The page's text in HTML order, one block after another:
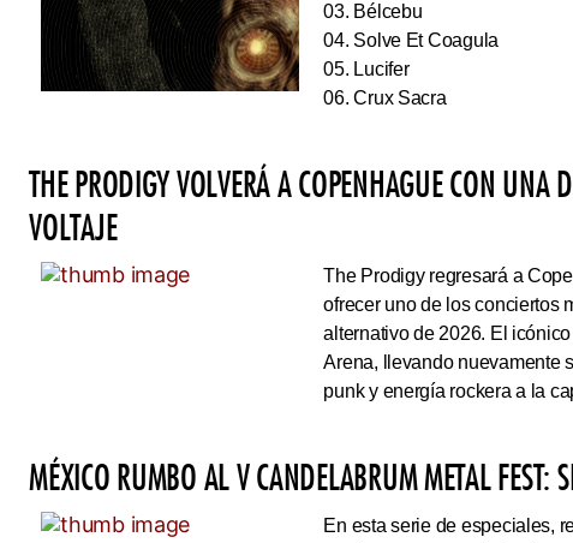
03. Bélcebu
04. Solve Et Coagula
05. Lucifer
06. Crux Sacra
THE PRODIGY VOLVERÁ A COPENHAGUE CON UNA
VOLTAJE
The Prodigy regresará a
ofrecer uno de los conciertos
alternativo de 2026. El
Arena, llevando nuevamente
punk y energía rockera a la
MÉXICO RUMBO AL V CANDELABRUM METAL FEST:
En esta serie de especiales,